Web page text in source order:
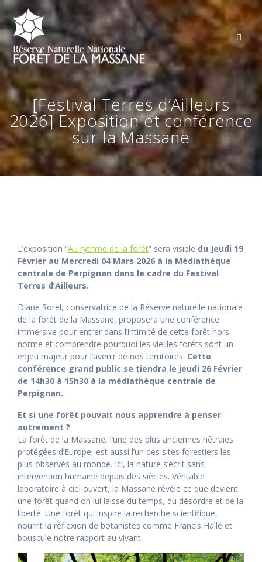
Skip
content
[Festival Terres d’Ailleurs
2026] Exposition et conférence
sur la Massane
L’exposition “Au rythme de la forêt” sera visible du Jeudi 19
Février au Mercredi 04 Mars 2026 à la Médiathèque
centrale de Perpignan dans le cadre du Festival
Terres d’Ailleurs.
Diane Sorel, conservatrice de la Réserve naturelle nationale
de la forêt de la Massane, proposera une conférence
immersive pour entrer dans l’intimité de cette forêt hors
norme et comprendre pourquoi les vieilles forêts sont un
enjeu majeur pour l’avenir de nos territoires. Cette
conférence grand public se tiendra le jeudi 26 Février
de 14h30 à 15h30 à la médiathèque centrale de
Perpignan.
Et si une forêt pouvait nous apprendre à penser
autrement ?
La forêt de la Massane, l’une des plus anciennes hêtraies
protégées d’Europe, est aussi l’un des sites forestiers les
plus observés au monde. Ici, la nature s’écrit sans
intervention humaine depuis des siècles. Véritable
laboratoire à ciel ouvert, la Massane révèle ce que devient
une forêt quand on lui laisse du temps, du désordre et de la
liberté. Une forêt qui inspire la recherche scientifique,
nourrit la réflexion de botanistes comme Francis Hallé et
bouscule notre rapport au vivant.